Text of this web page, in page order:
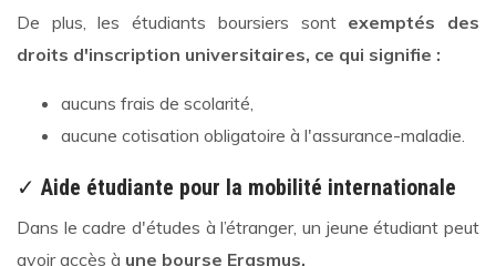
De plus, les étudiants boursiers sont exemptés des
droits d'inscription universitaires, ce qui signifie :
aucuns frais de scolarité,
aucune cotisation obligatoire à l'assurance-maladie.
✓ Aide étudiante pour la mobilité internationale
Dans le cadre d'études à l’étranger, un jeune étudiant peut
avoir accès à une bourse Erasmus.